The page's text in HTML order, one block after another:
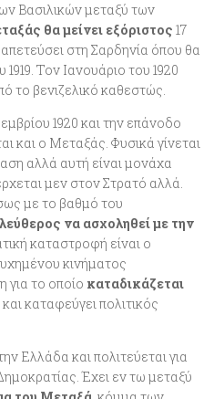
Βασιλικών μεταξύ των
θα μείνει εξόριστος 17
στη Σαρδηνία όπου θα
Τον Ιανουάριο του 1920
το βενιζελικό καθεστώς.
1920 και την επάνοδο
και ο Μεταξάς. Φυσικά γίνεται
αλλά αυτή είναι μονάχα
μεν στον Στρατό αλλά.
με το βαθμό του
να ασχοληθεί με την
καταστροφή είναι ο
κινήματος
το οποίο καταδικάζεται
καταφεύγει πολιτικός
Ελλάδα και πολιτεύεται για
Έχει εν τω μεταξύ